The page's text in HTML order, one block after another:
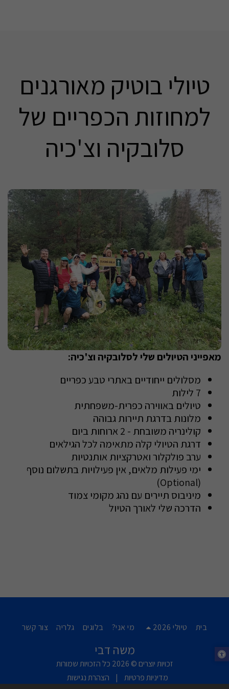
טיולי בוטיק מאורגנים
למחוזות הכפריים של
סלובקיה וצ'כיה
מאפייני הטיולים שלי לסלובקיה וצ'כיה:
מסלולים ייחודיים באתרי טבע כפריים
7 לילות
טיולים באווירה כפרית-משפחתית
מלונות בדרגת תיירות גבוהה
קולינריה משובחת - 2 ארוחות ביום
דרגת הטיולי קלה מתאימה לכל הגילאים
ערב פולקלור ואטרקציות אותנטיות
ימי פעילות מלאים, אין פעילויות בתשלום נוסף
(Optional)
מיניבוס תיירים עם נהג מקומי צמוד
הדרכה שלי לאורך הטיול
משה דבי
זכויות יוצרים © 2026 כל הזכויות שמורות
מדיניות פרטיות | הצהרת נגישות
בית טיולי 2026 מי אני? בלוגים גלריה צור קשר